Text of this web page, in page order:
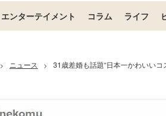
エンターテイメント コラム ライフ
> ニュース >
31歳差婚も話題“日本一かわいい